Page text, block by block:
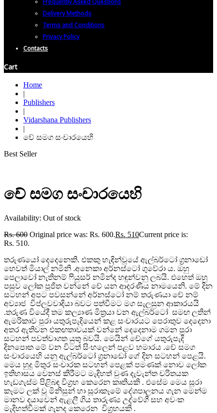
Frequently Asked Questions
Delivery Methods
Terms and Conditions
Privacy Policy
Contacts
Cart
Home
|
Publishers
|
Vidarshana Publishers
|
චේ සමග සංචාරයෙහි
Best Seller
චේ සමග සංචාරයෙහි
Availability: Out of stock
Rs.600 Original price was: Rs. 600.Rs. 510Current price is:
Rs. 510.
තරුණයෝ දෙදෙනෙකි. එකකු හැඳින්වූයේ ඇල්බර්ටෝ ග්‍රනාඩෝ
හෙවත් මියාල් නමිනි .අනෙකා අර්නස්ටෝ ගුවේරා ය. ඔහු
පෙලාවෝ නැතිනම් ෆියුසර් නමින්ද හඳුන්වනු ලබයි. එහෙත් ඔහු
පසුව ලෝක පූජිත වන්නේ චේ යන ආදරණීය නාමයෙනි. මේ දින
සටහන් අපට පවසන්නේ අර්නස්ටෝ නම් තරුණයා චේ නම්
අව්‍යාජ විප්ලවවාදියා බවට පත්වීමට මග සැලසුන ආකාරයයි
.තරුණ වියේදී තම කල්‍යාණ මිත්‍රයා වන ඇල්බර්ටෝ සමඟ ලතින්
ඇමරිකාව පුරා යතුරුපැදියෙන් කළ සංචාරයට පෙරාතුව දෙදෙනා
අතර ඇතිවන එකඟතාවයක් වන්නේ දෙදෙනාම ගමන පුරා
සටහන් පවත්වාගත යුතු බවයි. මෙයින් චේගේ යතුරුපැදි
දිනපොත මේ වන විටත් සිංහලෙන් පළව හමාරය .චේ සමග
සංචාරයෙහි යනු ඇල්බර්ටෝ ග්‍රනාඩෝ ගේ දින සටහන් පෙළයි.
මෙය හුදු මිතුර සංචාරක සටහන් පෙළක් පමණක් නොව ලෝක
ඉතිහාසය වෙනස් කිරීමට මැදිහත් වුණ දැවැන්ත චරිතයක
හැඩගැස්ම පිළිබඳ විග්‍රහ කෙරෙන කෘතියකි . එසේම මෙය සූරා
කෑමට ලක් වූ මිනිසුන් හා සූරාකෑමේ දේශපාලනය ගැන මෙන්ම
මානව දයාවෙන් ඇළලී ගිය තාරුණ්‍ය උද්වේගී සහ අවංක
මැදිහත්වීමක් ගැනද කෙරෙන විග්‍රහයකි .